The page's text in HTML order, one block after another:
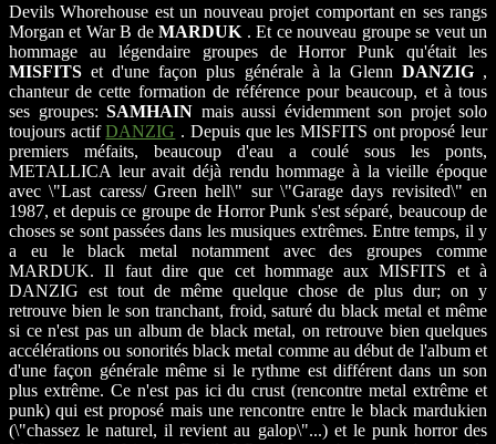
Devils Whorehouse est un nouveau projet comportant en ses rangs
Morgan et War B deMARDUK . Et ce nouveau groupe se veut un
hommage au légendaire groupes de Horror Punk qu'était les
MISFITS et d'une façon plus générale à la Glenn DANZIG,
chanteur de cette formation de référence pour beaucoup, et à tous
ses groupes: SAMHAIN mais aussi évidemment son projet solo
toujours actifDANZIG . Depuis que les MISFITS ont proposé leur
premiers méfaits, beaucoup d'eau a coulé sous les ponts,
METALLICA leur avait déjà rendu hommage à la vieille époque
avec \"Last caress/ Green hell\" sur \"Garage days revisited\" en
1987, et depuis ce groupe de Horror Punk s'est séparé, beaucoup de
choses se sont passées dans les musiques extrêmes. Entre temps, il y
a eu le black metal notamment avec des groupes comme
MARDUK. Il faut dire que cet hommage aux MISFITS et à
DANZIG est tout de même quelque chose de plus dur; on y
retrouve bien le son tranchant, froid, saturé du black metal et même
si ce n'est pas un album de black metal, on retrouve bien quelques
accélérations ou sonorités black metal comme au début de l'album et
d'une façon générale même si le rythme est différent dans un son
plus extrême. Ce n'est pas ici du crust (rencontre metal extrême et
punk) qui est proposé mais une rencontre entre le black mardukien
(\"chassez le naturel, il revient au galop\"...) et le punk horror des